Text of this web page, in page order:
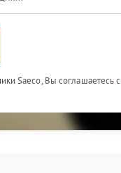
Saeco, Вы соглашаетесь с